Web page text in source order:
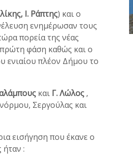
Ι. Ράπτης) και ο
ενημέρωσαν τους
πορεία της νέας
φάση καθώς και ο
ενιαίου πλέον Δήμου το
και Γ. Λώλος ,
Σεργούλας και
εισήγηση που έκανε ο
ήταν :